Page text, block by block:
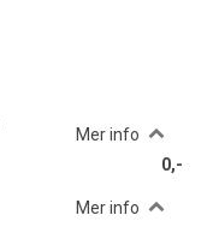
Mer info
0,-
Mer info